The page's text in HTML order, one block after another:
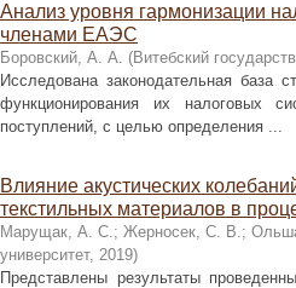
Анализ уровня гармонизации
членами ЕАЭС
Боровский, А. А. (Витебский
Исследована законодательная база
функционирования их налоговых
поступлений, с целью определения ...
Влияние акустических
текстильных материалов в
Марущак, А. С.; Жерносек, С. В.;
университет, 2019)
Представлены результаты